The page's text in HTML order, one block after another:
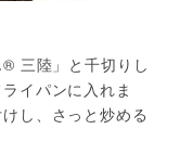
三陸」と千切りし
イパンに入れま
し、さっと炒める